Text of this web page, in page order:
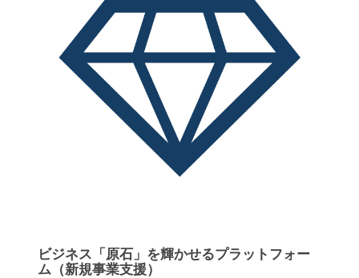
ビジネス「原石」を輝かせるプラットフォー
ム（新規事業支援）